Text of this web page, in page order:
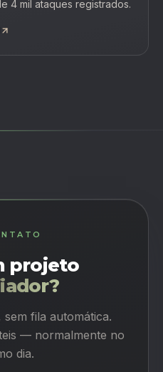
4 mil ataques registrados.
projeto
fila automática.
— normalmente no
dia.